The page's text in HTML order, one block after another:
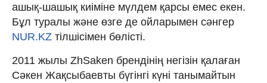
ашық-шашық киіміне мүлдем қарсы емес екен.
Бұл туралы және өзге де ойларымен сәнгер
NUR.KZ тілшісімен бөлісті.
2011 жылы ZhSaken брендінің негізін қалаған
Сәкен Жақсыбаевты бүгінгі күні танымайтын